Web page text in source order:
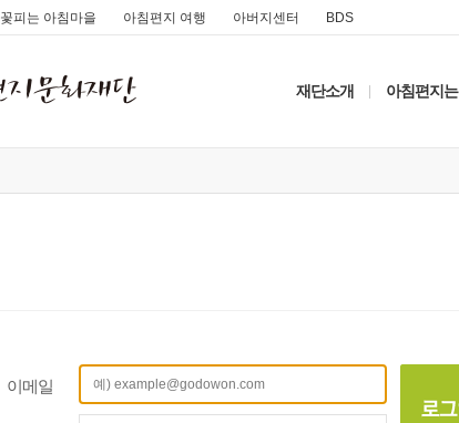
꽃피는 아침마을 아침편지 여행 아버지센터 BDS
재단소개 아침편지는
이메일